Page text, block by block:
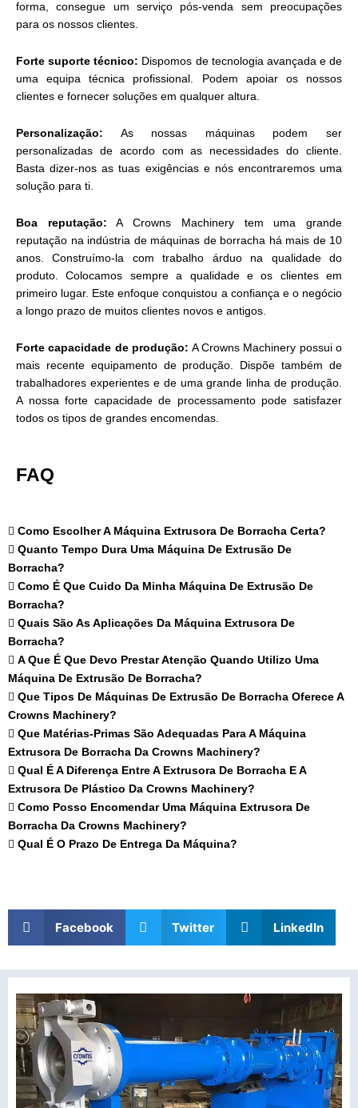
forma, consegue um serviço pós-venda sem preocupações
para os nossos clientes.
Forte suporte técnico: Dispomos de tecnologia avançada e de
uma equipa técnica profissional. Podem apoiar os nossos
clientes e fornecer soluções em qualquer altura.
Personalização: As nossas máquinas podem ser
personalizadas de acordo com as necessidades do cliente.
Basta dizer-nos as tuas exigências e nós encontraremos uma
solução para ti.
Boa reputação: A Crowns Machinery tem uma grande
reputação na indústria de máquinas de borracha há mais de 10
anos. Construímo-la com trabalho árduo na qualidade do
produto. Colocamos sempre a qualidade e os clientes em
primeiro lugar. Este enfoque conquistou a confiança e o negócio
a longo prazo de muitos clientes novos e antigos.
Forte capacidade de produção: A Crowns Machinery possui o
mais recente equipamento de produção. Dispõe também de
trabalhadores experientes e de uma grande linha de produção.
A nossa forte capacidade de processamento pode satisfazer
todos os tipos de grandes encomendas.
FAQ
Como Escolher A Máquina Extrusora De Borracha Certa?
Quanto Tempo Dura Uma Máquina De Extrusão De
Borracha?
Como É Que Cuido Da Minha Máquina De Extrusão De
Borracha?
Quais São As Aplicações Da Máquina Extrusora De
Borracha?
A Que É Que Devo Prestar Atenção Quando Utilizo Uma
Máquina De Extrusão De Borracha?
Que Tipos De Máquinas De Extrusão De Borracha Oferece A
Crowns Machinery?
Que Matérias-Primas São Adequadas Para A Máquina
Extrusora De Borracha Da Crowns Machinery?
Qual É A Diferença Entre A Extrusora De Borracha E A
Extrusora De Plástico Da Crowns Machinery?
Como Posso Encomendar Uma Máquina Extrusora De
Borracha Da Crowns Machinery?
Qual É O Prazo De Entrega Da Máquina?
Facebook Twitter LinkedIn